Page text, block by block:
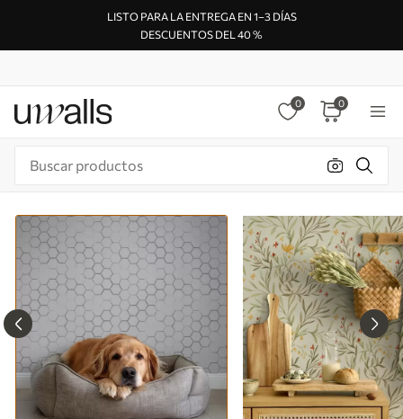
LISTO PARA LA ENTREGA EN 1–3 DÍAS
DESCUENTOS DEL 40 %
0 0